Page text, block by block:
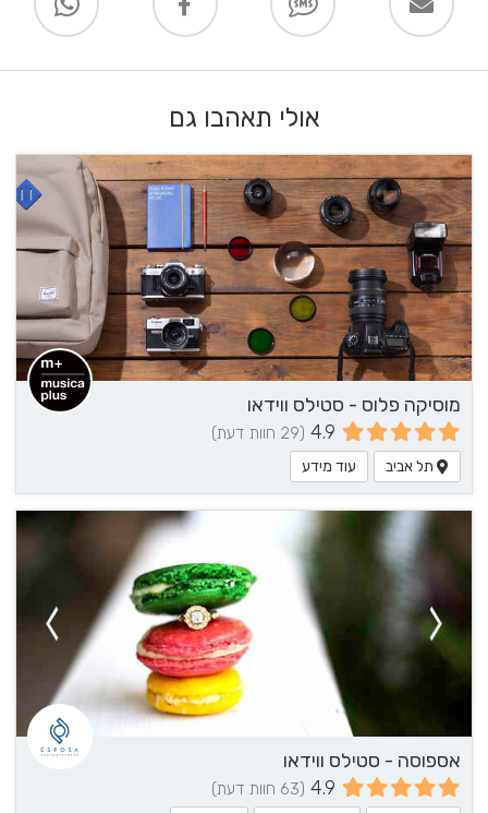
אולי תאהבו גם
מוסיקה פלוס - סטילס ווידאו
4.9 (29 חוות דעת)
תל אביב עוד מידע
אספוסה - סטילס ווידאו
4.9 (63 חוות דעת)